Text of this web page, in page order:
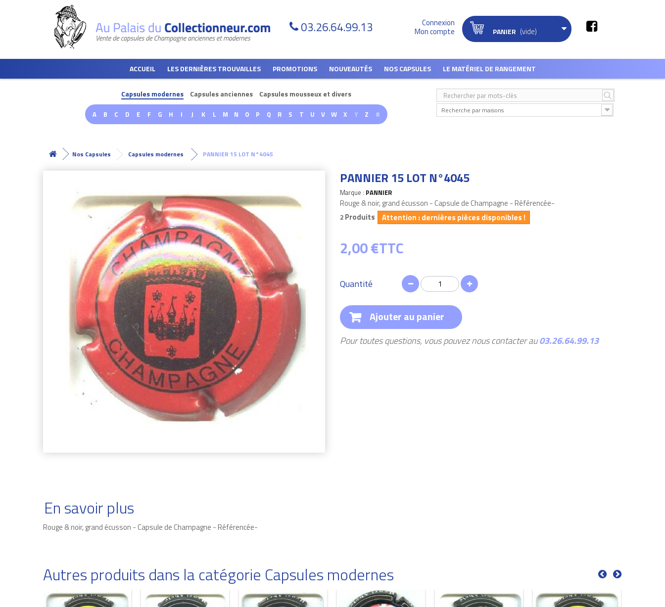
03.26.64.99.13 Connexion
Mon compte PANIER (vide)
ACCUEIL LES DERNIÈRES TROUVAILLES PROMOTIONS NOUVEAUTÉS NOS CAPSULES LE MATÉRIEL DE RANGEMENT
Capsules modernes Capsules anciennes Capsules mousseux et divers
A B C D E F G H I J K L M N O P Q R S T U V W X Y Z # Recherche par maisons
Nos Capsules Capsules modernes PANNIER 15 LOT N°4045
PANNIER 15 LOT N°4045
Marque : PANNIER
Rouge & noir, grand écusson - Capsule de Champagne - Référencée-
2 Produits Attention : dernières pièces disponibles !
2,00 €TTC
Quantité
Ajouter au panier
Pour toutes questions, vous pouvez nous contacter au03.26.64.99.13
En savoir plus
Rouge & noir, grand écusson - Capsule de Champagne - Référencée-
Autres produits dans la catégorie Capsules modernes